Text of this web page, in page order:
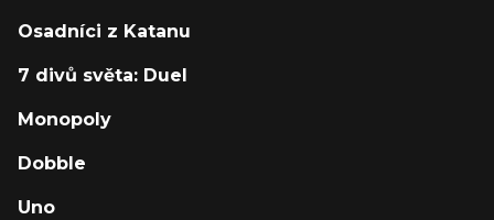
Osadníci z Katanu
7 divů světa: Duel
Monopoly
Dobble
Uno